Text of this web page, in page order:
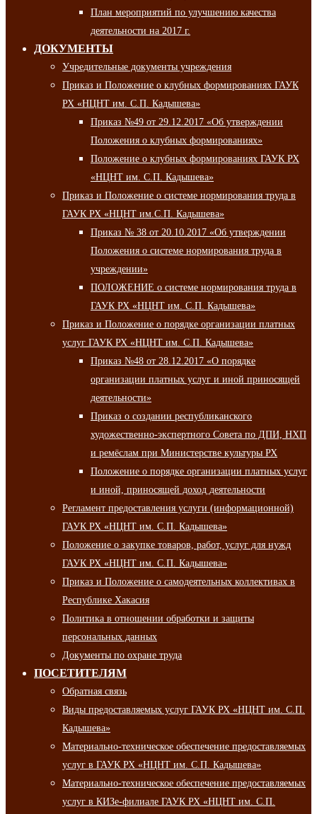
План мероприятий по улучшению качества
деятельности на 2017 г.
ДОКУМЕНТЫ
Учредительные документы учреждения
Приказ и Положение о клубных формированиях ГАУК
РХ «НЦНТ им. С.П. Кадышева»
Приказ №49 от 29.12.2017 «Об утверждении
Положения о клубных формированиях»
Положение о клубных формированиях ГАУК РХ
«НЦНТ им. С.П. Кадышева»
Приказ и Положение о системе нормирования труда в
ГАУК РХ «НЦНТ им.С.П. Кадышева»
Приказ № 38 от 20.10.2017 «Об утверждении
Положения о системе нормирования труда в
учреждении»
ПОЛОЖЕНИЕ о системе нормирования труда в
ГАУК РХ «НЦНТ им. С.П. Кадышева»
Приказ и Положение о порядке организации платных
услуг ГАУК РХ «НЦНТ им. С.П. Кадышева»
Приказ №48 от 28.12.2017 «О порядке
организации платных услуг и иной приносящей
деятельности»
Приказ о создании республиканского
художественно-экспертного Совета по ДПИ, НХП
и ремёслам при Министерстве культуры РХ
Положение о порядке организации платных услуг
и иной, приносящей доход деятельности
Регламент предоставления услуги (информационной)
ГАУК РХ «НЦНТ им. С.П. Кадышева»
Положение о закупке товаров, работ, услуг для нужд
ГАУК РХ «НЦНТ им. С.П. Кадышева»
Приказ и Положение о самодеятельных коллективах в
Республике Хакасия
Политика в отношении обработки и защиты
персональных данных
Документы по охране труда
ПОСЕТИТЕЛЯМ
Обратная связь
Виды предоставляемых услуг ГАУК РХ «НЦНТ им. С.П.
Кадышева»
Материально-техническое обеспечение предоставляемых
услуг в ГАУК РХ «НЦНТ им. С.П. Кадышева»
Материально-техническое обеспечение предоставляемых
услуг в КИЗе-филиале ГАУК РХ «НЦНТ им. С.П.